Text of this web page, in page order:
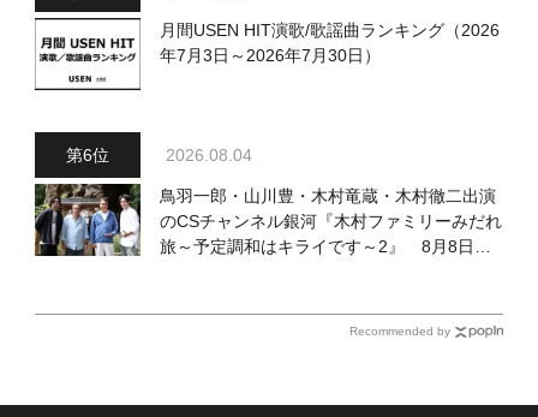
月間USEN HIT演歌/歌謡曲ランキング（2026
年7月3日～2026年7月30日）
2026.08.04
鳥羽一郎・山川豊・木村竜蔵・木村徹二出演
のCSチャンネル銀河『木村ファミリーみだれ
旅～予定調和はキライです～2』 8月8日
Recommended by